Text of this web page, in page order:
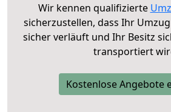
Wir kennen qualifizierte
sicherzustellen, dass Ihr
sicher verläuft und Ihr Besitz
transportiert
Kostenlose Angebote